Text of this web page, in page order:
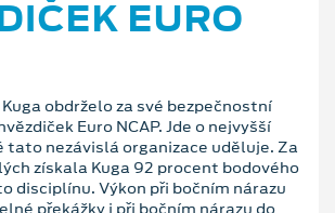
EURO
Kuga obdrželo za své bezpečnostní
Euro NCAP. Jde o nejvyšší
tato nezávislá organizace uděluje. Za
získala Kuga 92 procent bodového
disciplínu. Výkon při bočním nárazu
překážky i při bočním nárazu do